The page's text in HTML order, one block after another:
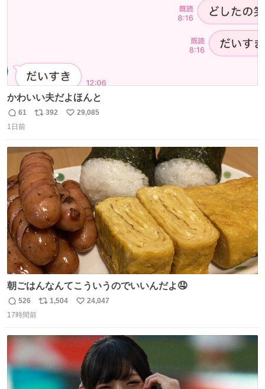
かわいい夫だよほんと
返
信
61
リ
ト
数
392
い
29,085
1日前
朝ごはんなんてこういうのでいいんだよ🤤
返
信
526
リ
ト
1,504
い
数
24,047
17時間前